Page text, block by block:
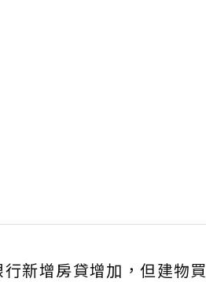
新增房貸增加，但建物